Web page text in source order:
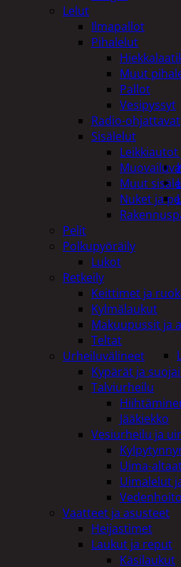
Lelut
Ilmapallot
Pihalelut
Muut
Pallot
Vesipyssyt
Radio-ohjattavat
Sisälelut
Muut
Nuket ja
Pelit
Polkupyöräily
Lukot
Retkeily
Keittimet ja
Kylmälaukut
Makuupussit ja
Teltat
Urheiluvälineet
Kypärät ja
Talviurheilu
Jääkiekko
Vesiurheilu ja
Uima-
Uimalelut
Vaatteet ja asusteet
Heijastimet
Laukut ja reput
Käsilaukut